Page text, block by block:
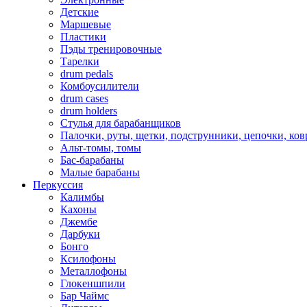
Детские
Маршевые
Пластики
Пэды тренировочные
Тарелки
drum pedals
Комбоусилители
drum cases
drum holders
Стулья для барабанщиков
Палочки, руты, щетки, подструнники, цепочки,
Альт-томы, томы
Бас-барабаны
Малые барабаны
Перкуссия
Калимбы
Кахоны
Джембе
Дарбуки
Бонго
Ксилофоны
Металлофоны
Глокеншпили
Бар Чаймс